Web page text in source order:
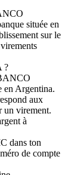
située en
sur le
?
Argentina.
aux
un virement.
à
dans ton
de compte